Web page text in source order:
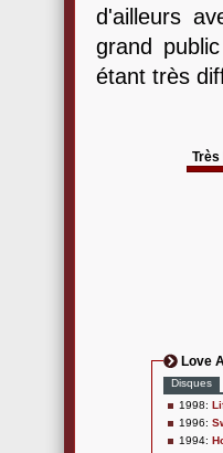
d'ailleurs
grand
étant très
Très
Love
Disques
1998:
1996:
1994: